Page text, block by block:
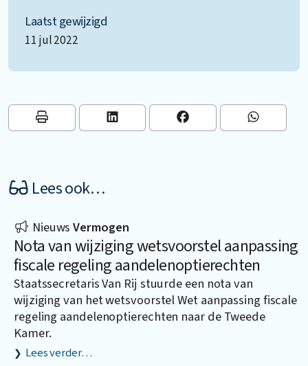
Laatst gewijzigd
11 jul 2022
Lees ook…
NieuwsVermogen
Nota van wijziging wetsvoorstel aanpassing
fiscale regeling aandelenoptierechten
Staatssecretaris Van Rij stuurde een nota van
wijziging van het wetsvoorstel Wet aanpassing fiscale
regeling aandelenoptierechten naar de Tweede
Kamer.
Lees verder…